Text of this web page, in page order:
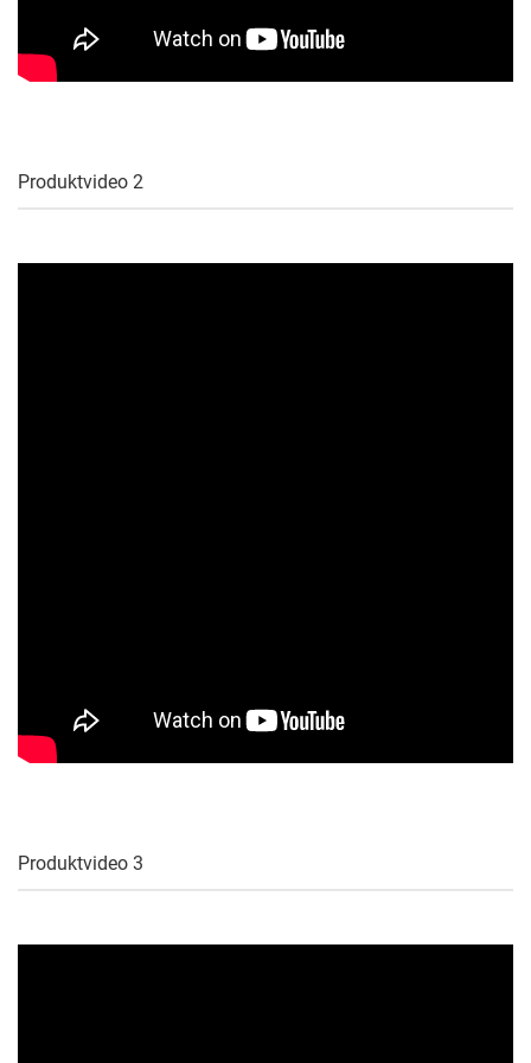
Produktvideo 2
Produktvideo 3